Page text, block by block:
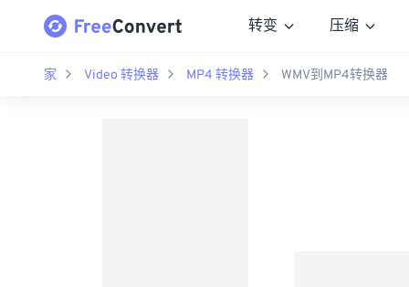
转变 压缩
家 Video 转换器 MP4 转换器 WMV到MP4转换器